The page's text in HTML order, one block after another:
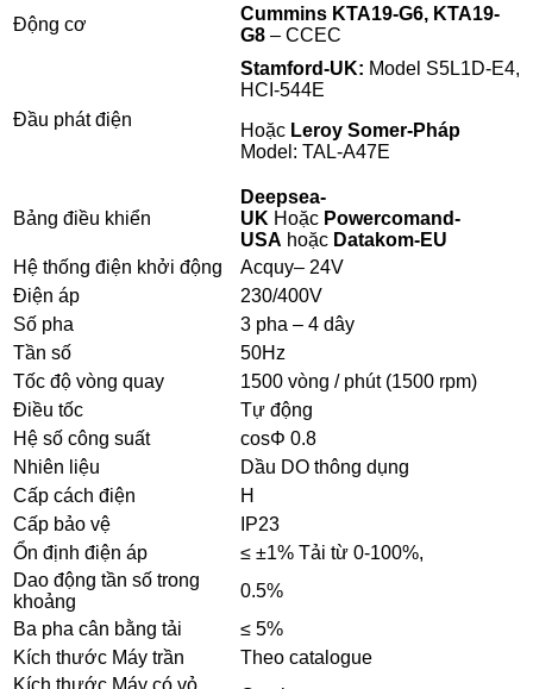
Động cơ
Cummins KTA19-G6, KTA19-
G8 – CCEC
Đầu phát điện
Stamford-UK: Model S5L1D-E4,
HCI-544E
Hoặc Leroy Somer-Pháp
Model: TAL-A47E
Bảng điều khiển
Deepsea-
UK Hoặc Powercomand-
USA hoặc Datakom-EU
Hệ thống điện khởi động
Acquy– 24V
Điện áp
230/400V
Số pha
3 pha – 4 dây
Tần số
50Hz
Tốc độ vòng quay
1500 vòng / phút (1500 rpm)
Điều tốc
Tự động
Hệ số công suất
cosΦ 0.8
Nhiên liệu
Dầu DO thông dụng
Cấp cách điện
H
Cấp bảo vệ
IP23
Ổn định điện áp
≤ ±1% Tải từ 0-100%,
Dao động tần số trong
khoảng
0.5%
Ba pha cân bằng tải
≤ 5%
Kích thước Máy trần
Theo catalogue
Kích thước Máy có vỏ